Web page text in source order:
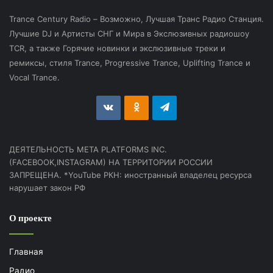
Trance Century Radio – Возможно, Лучшая Транс Радио Станция.
Лучшие DJ и Артисты СНГ и Мира в Экслюзивных радиошоу
TCR, а также Горячие новинки и экслюзивные треки и
ремиксы, стиля Trance, Progressive Trance, Uplifting Trance и
Vocal Trance.
vk.com Odnoklassniki
Telegram
ДЕЯТЕЛЬНОСТЬ МЕТА PLATFORMS INC.
(FACEBOOK,INSTAGRAM) НА ТЕРРИТОРИИ РОССИИ
ЗАПРЕЩЕНА. *YouTube РКН: иностранный владелец ресурса
нарушает закон РФ
О проекте
Главная
Радио